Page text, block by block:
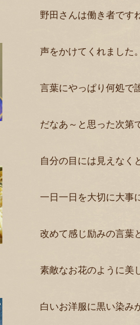
野田さんは働き者です
声をかけてくれました
言葉にやっぱり何処で
だなあ～と思った次第
自分の目には見えなく
一日一日を大切に大事
改めて感じ励みの言葉
素敵なお花のように美
白いお洋服に黒い染み